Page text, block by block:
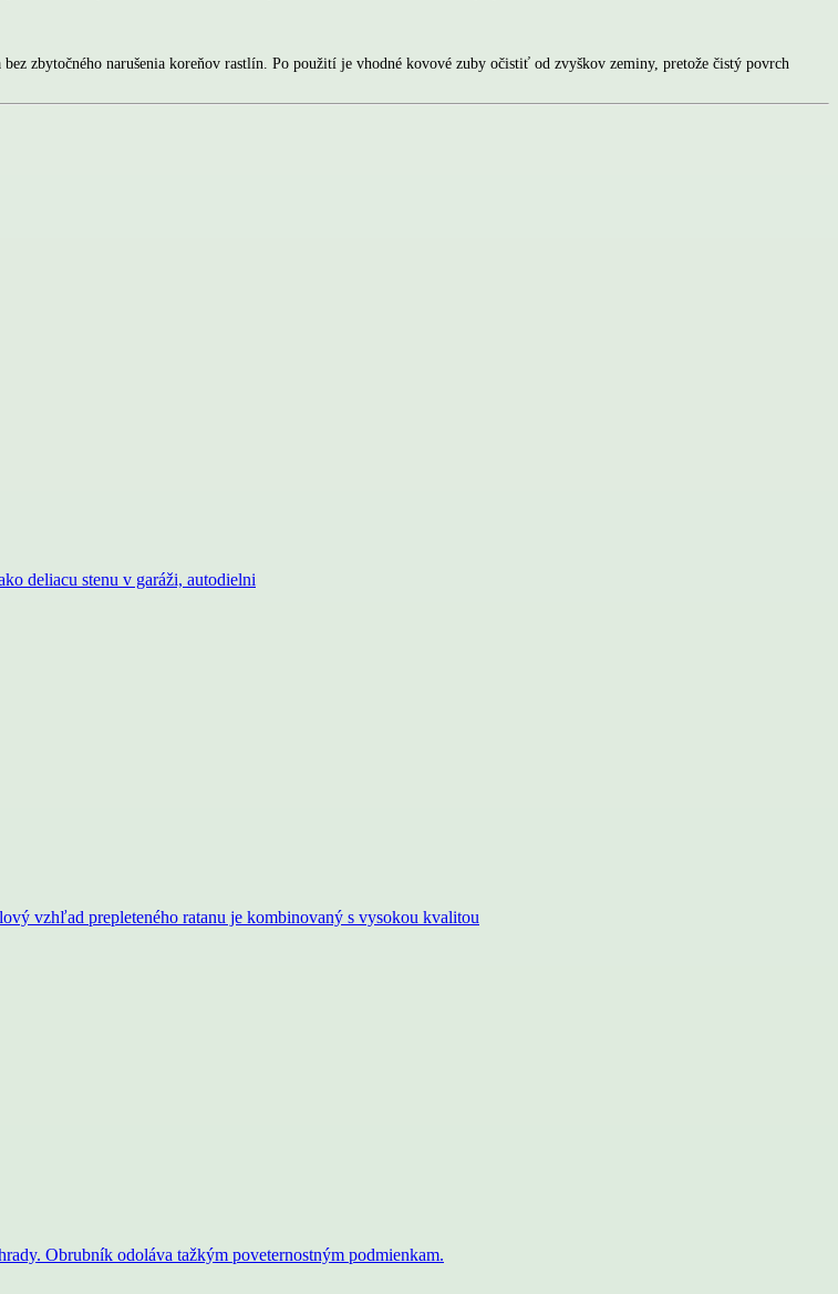
zbytočného narušenia koreňov rastlín. Po použití je vhodné kovové zuby očistiť od zvyškov zeminy, pretože čistý povrch